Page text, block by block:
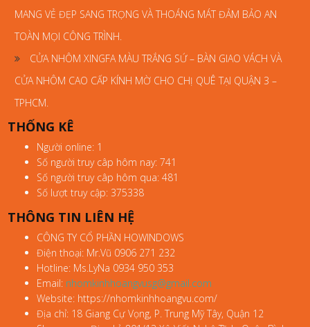
MANG VẺ ĐẸP SANG TRỌNG VÀ THOÁNG MÁT ĐẢM BẢO AN
TOÀN MỌI CÔNG TRÌNH.
CỬA NHÔM XINGFA MÀU TRẮNG SỨ – BÀN GIAO VÁCH VÀ
CỬA NHÔM CAO CẤP KÍNH MỜ CHO CHỊ QUÊ TẠI QUẬN 3 –
TPHCM.
THỐNG KÊ
Người online: 1
Số người truy câp hôm nay: 741
Số người truy câp hôm qua: 481
Số lượt truy cập: 375338
THÔNG TIN LIÊN HỆ
CÔNG TY CỔ PHẦN HOWINDOWS
Điện thoại: Mr.Vũ 0906 271 232
Hotline: Ms.LyNa 0934 950 353
Email: nhomkinhhoangvusg@gmail.com
Website: https://nhomkinhhoangvu.com/
Địa chỉ: 18 Giang Cự Vọng, P. Trung Mỹ Tây, Quận 12